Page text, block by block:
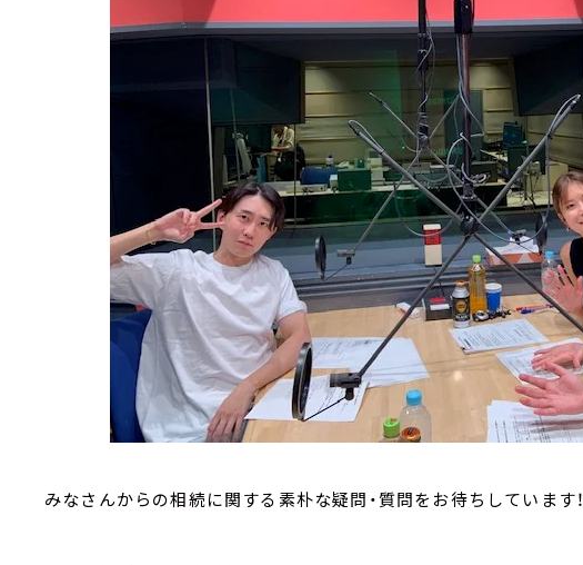
みなさんからの相続に関する素朴な疑問・質問をお待ちしています！